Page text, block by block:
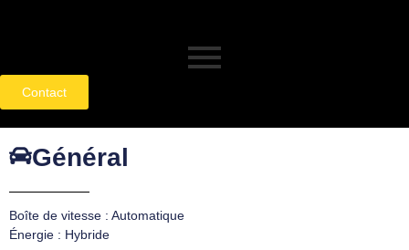
Contact
Général
Boîte de vitesse : Automatique
Énergie : Hybride